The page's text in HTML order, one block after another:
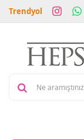
Trendyol